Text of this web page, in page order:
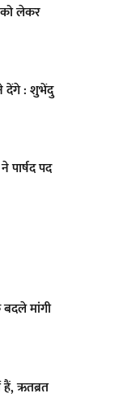
को लेकर
देंगे : शुभेंदु
पार्षद पद
मांगी
ऋतब्रत